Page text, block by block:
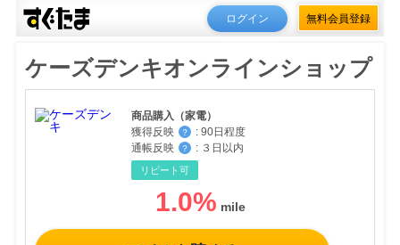
ログイン 無料会員登録
ケーズデンキオンラインショップ
商品購入（家電）
獲得反映
？ : 90日程度
通帳反映
？ : ３日以内
リピート可
1.0%